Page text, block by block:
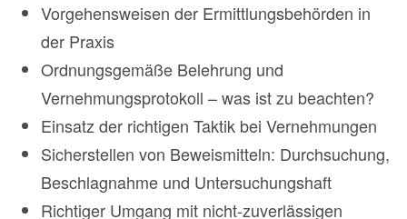
Vorgehensweisen der Ermittlungsbehörden in
der Praxis
Ordnungsgemäße Belehrung und
Vernehmungsprotokoll – was ist zu beachten?
Einsatz der richtigen Taktik bei Vernehmungen
Sicherstellen von Beweismitteln: Durchsuchung,
Beschlagnahme und Untersuchungshaft
Richtiger Umgang mit nicht-zuverlässigen